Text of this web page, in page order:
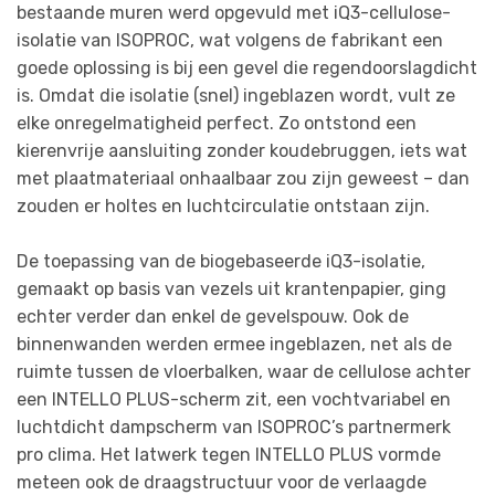
bestaande muren werd opgevuld met iQ3-cellulose-
isolatie van ISOPROC, wat volgens de fabrikant een
goede oplossing is bij een gevel die regendoorslagdicht
is. Omdat die isolatie (snel) ingeblazen wordt, vult ze
elke onregelmatigheid perfect. Zo ontstond een
kierenvrije aansluiting zonder koudebruggen, iets wat
met plaatmateriaal onhaalbaar zou zijn geweest – dan
zouden er holtes en luchtcirculatie ontstaan zijn.
De toepassing van de biogebaseerde iQ3-isolatie,
gemaakt op basis van vezels uit krantenpapier, ging
echter verder dan enkel de gevelspouw. Ook de
binnenwanden werden ermee ingeblazen, net als de
ruimte tussen de vloerbalken, waar de cellulose achter
een INTELLO PLUS-scherm zit, een vochtvariabel en
luchtdicht dampscherm van ISOPROC’s partnermerk
pro clima. Het latwerk tegen INTELLO PLUS vormde
meteen ook de draagstructuur voor de verlaagde